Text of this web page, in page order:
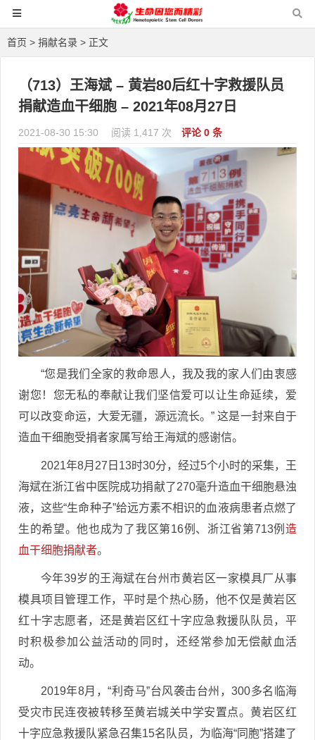
首页 > 捐献名录 > 正文
（713）王海斌 – 黄岩80后红十字救援队员
捐献造血干细胞 – 2021年08月27日
2021-08-30 15:30 阅读 1,417 次 评论 0 条
“您是我们全家的救命恩人，我及我的家人们由衷感
谢您！您无私的奉献让我们坚信爱可以让生命延续，爱
可以改变命运，大爱无疆，源远流长。” 这是一封来自于
造血干细胞受捐者家属写给王海斌的感谢信。
2021年8月27日13时30分，经过5个小时的采集，王
海斌在浙江省中医院成功捐献了270毫升造血干细胞悬浊
液，这些“生命种子”给远方素不相识的血液病患者点燃了
生的希望。他也成为了我区第16例、浙江省第713例 造
血干细胞捐献者。
今年39岁的王海斌在台州市黄岩区一家模具厂从事
模具项目管理工作，平时是个热心肠，他不仅是黄岩区
红十字志愿者，还是黄岩区红十字应急救援队队员，平
时积极参加公益活动的同时，还经常参加无偿献血活
动。
2019年8月，“利奇马”台风袭击台州，300多名临海
受灾市民连夜被转移至黄岩城关中学安置点。黄岩区红
十字应急救援队紧急召集15名队员，为临海“同胞”搭建了